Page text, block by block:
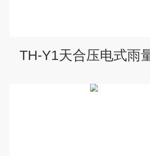
TH-Y1天合压电式雨